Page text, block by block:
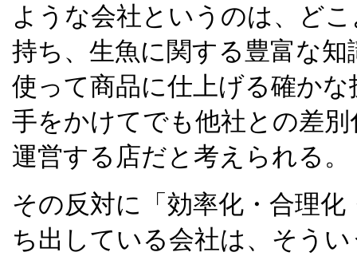
ような会社というのは、ど
持ち、生魚に関する豊富な
使って商品に仕上げる確か
手をかけてでも他社との差
運営する店だと考えられる。
その反対に「効率化・合理
ち出している会社は、そう